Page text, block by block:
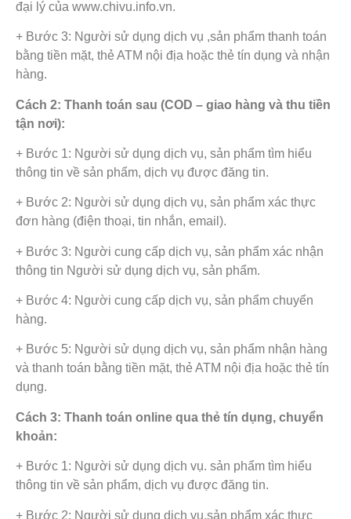
đại lý của www.chivu.info.vn.
+ Bước 3: Người sử dụng dịch vụ ,sản phẩm thanh toán
bằng tiền mặt, thẻ ATM nội địa hoặc thẻ tín dụng và nhận
hàng.
Cách 2: Thanh toán sau (COD – giao hàng và thu tiền
tận nơi):
+ Bước 1: Người sử dụng dịch vụ, sản phẩm tìm hiểu
thông tin về sản phẩm, dịch vụ được đăng tin.
+ Bước 2: Người sử dụng dịch vụ, sản phẩm xác thực
đơn hàng (điện thoại, tin nhắn, email).
+ Bước 3: Người cung cấp dịch vụ, sản phẩm xác nhận
thông tin Người sử dụng dịch vụ, sản phẩm.
+ Bước 4: Người cung cấp dịch vụ, sản phẩm chuyển
hàng.
+ Bước 5: Người sử dụng dịch vụ, sản phẩm nhận hàng
và thanh toán bằng tiền mặt, thẻ ATM nội địa hoặc thẻ tín
dụng.
Cách 3: Thanh toán online qua thẻ tín dụng, chuyển
khoản:
+ Bước 1: Người sử dụng dịch vụ. sản phẩm tìm hiểu
thông tin về sản phẩm, dịch vụ được đăng tin.
+ Bước 2: Người sử dụng dịch vụ,sản phẩm xác thực